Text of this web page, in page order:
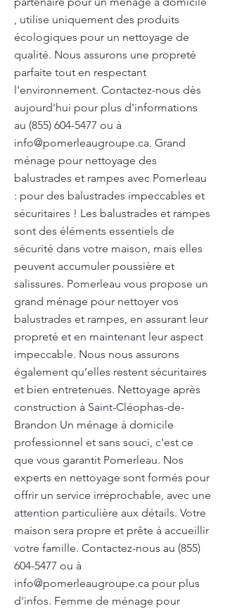
, utilise uniquement des produits
écologiques pour un nettoyage de
qualité. Nous assurons une propreté
parfaite tout en respectant
l'environnement. Contactez-nous dès
aujourd'hui pour plus d'informations
au (855) 604-5477 ou à
info@pomerleaugroupe.ca. Grand
ménage pour nettoyage des
balustrades et rampes avec Pomerleau
: pour des balustrades impeccables et
sécuritaires ! Les balustrades et rampes
sont des éléments essentiels de
sécurité dans votre maison, mais elles
peuvent accumuler poussière et
salissures. Pomerleau vous propose un
grand ménage pour nettoyer vos
balustrades et rampes, en assurant leur
propreté et en maintenant leur aspect
impeccable. Nous nous assurons
également qu’elles restent sécuritaires
et bien entretenues. Nettoyage après
construction à Saint-Cléophas-de-
Brandon Un ménage à domicile
professionnel et sans souci, c'est ce
que vous garantit Pomerleau. Nos
experts en nettoyage sont formés pour
offrir un service irréprochable, avec une
attention particulière aux détails. Votre
maison sera propre et prête à accueillir
votre famille. Contactez-nous au (855)
604-5477 ou à
info@pomerleaugroupe.ca pour plus
d'infos. Femme de ménage pour